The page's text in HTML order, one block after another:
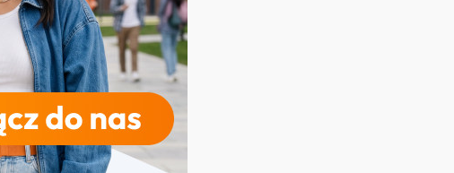
TOP STUDIA KALENDARZ